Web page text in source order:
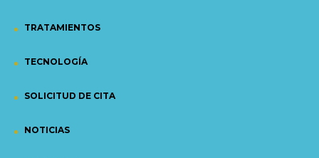
TRATAMIENTOS
TECNOLOGÍA
SOLICITUD DE CITA
NOTICIAS